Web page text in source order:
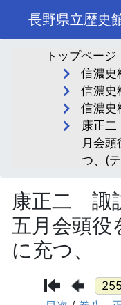
長野県立歴史
トップページ
信濃史
信濃
信濃史
康正
月会
つ、(
康正二 諏
五月会頭役
に充つ、